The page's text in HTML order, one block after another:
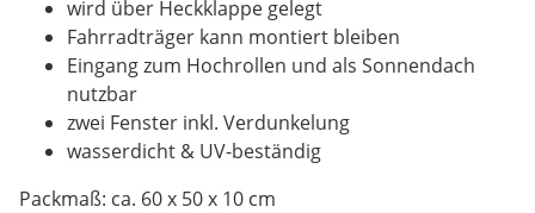
wird über Heckklappe gelegt
Fahrradträger kann montiert bleiben
Eingang zum Hochrollen und als Sonnendach
nutzbar
zwei Fenster inkl. Verdunkelung
wasserdicht & UV-beständig
Packmaß: ca. 60 x 50 x 10 cm